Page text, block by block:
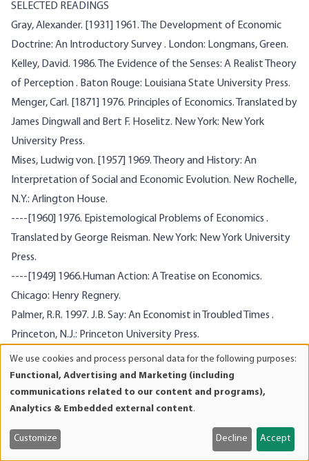
SELECTED READINGS
Gray, Alexander. [1931] 1961. The Development of Economic
Doctrine: An Introductory Survey . London: Longmans, Green.
Kelley, David. 1986. The Evidence of the Senses: A Realist Theory
of Perception . Baton Rouge: Louisiana State University Press.
Menger, Carl. [1871] 1976. Principles of Economics. Translated by
James Dingwall and Bert F. Hoselitz. New York: New York
University Press.
Mises, Ludwig von. [1957] 1969.
Theory and History: An
Interpretation of Social and Economic Evolution. New Rochelle,
N.Y.: Arlington House.
----[1960] 1976. Epistemological Problems of Economics .
Translated by George Reisman. New York: New York University
Press.
----[1949] 1966. Human Action: A Treatise on Economics.
Chicago: Henry Regnery.
Palmer, R.R. 1997. J.B. Say: An Economist in Troubled Times .
Princeton, N.J.: Princeton University Press.
Reisman, George. 1996. Capitalism: A Treatise on Economics .
Ottawa, Ill.: Jameson Books.
Roll, Eric. [1956] 1961. A History of Economic Thought .
Englewood Cliffs, N.J.: Prentice-Hall.
Rothbard, Murray N.
Man, Economy, and State
Auburn, Ala.: Ludwig von Mises Institute.
and
cookies
We use cookies and process personal data for the following purposes:
Functional, Advertising and Marketing (including
communications related to our content and programs),
Analytics & Embedded external content.
Customize Decline Accept